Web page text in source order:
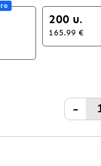
200 u.
165.99 €
-